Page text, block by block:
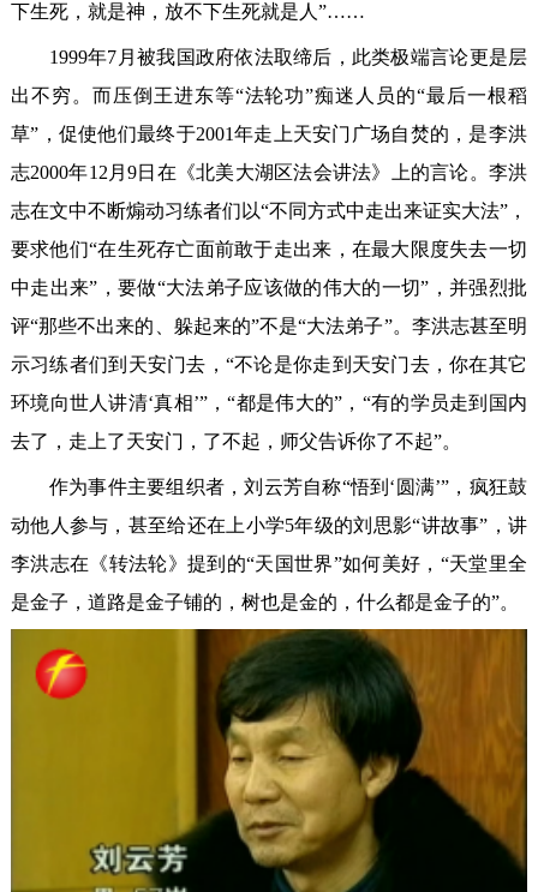
下生死，就是神，放不下生死就是人”……
1999年7月被我国政府依法取缔后，此类极端言论更是层
出不穷。而压倒王进东等“法轮功”痴迷人员的“最后一根稻
草”，促使他们最终于2001年走上天安门广场自焚的，是李洪
志2000年12月9日在《北美大湖区法会讲法》上的言论。李洪
志在文中不断煽动习练者们以“不同方式中走出来证实大法”，
要求他们“在生死存亡面前敢于走出来，在最大限度失去一切
中走出来”，要做“大法弟子应该做的伟大的一切”，并强烈批
评“那些不出来的、躲起来的”不是“大法弟子”。李洪志甚至明
示习练者们到天安门去，“不论是你走到天安门去，你在其它
环境向世人讲清‘真相’”，“都是伟大的”，“有的学员走到国内
去了，走上了天安门，了不起，师父告诉你了不起”。
作为事件主要组织者，刘云芳自称“悟到‘圆满’”，疯狂鼓
动他人参与，甚至给还在上小学5年级的刘思影“讲故事”，讲
李洪志在《转法轮》提到的“天国世界”如何美好，“天堂里全
是金子，道路是金子铺的，树也是金的，什么都是金子的”。